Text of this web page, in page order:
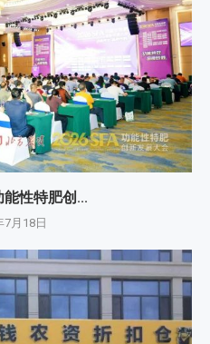
能性特肥创...
7月18日